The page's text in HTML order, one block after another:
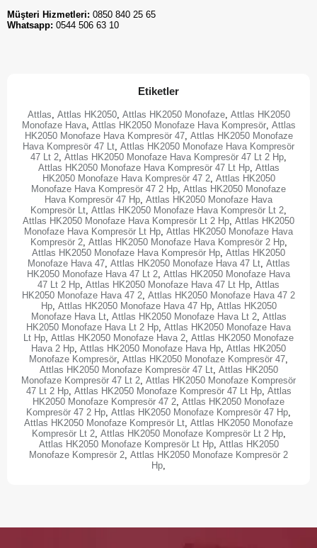
Müşteri Hizmetleri: 0850 840 25 65
Whatsapp: 0544 506 63 10
Etiketler
Attlas Attlas HK2050, Attlas HK2050 Monofaze, Attlas HK2050
Monofaze Hava, Attlas HK2050 Monofaze Hava Kompresör, Attlas
HK2050 Monofaze Hava Kompresör 47, Attlas HK2050 Monofaze
Hava Kompresör 47 Lt Attlas HK2050 Monofaze Hava Kompresör
47 Lt 2 Attlas HK2050 Monofaze Hava Kompresör 47 Lt 2 Hp
Attlas HK2050 Monofaze Hava Kompresör 47 Lt Hp, Attlas
HK2050 Monofaze Hava Kompresör 47 2, Attlas HK2050
Monofaze Hava Kompresör 47 2 Hp Attlas HK2050 Monofaze
Hava Kompresör 47 Hp Attlas HK2050 Monofaze Hava
Kompresör Lt Attlas HK2050 Monofaze Hava Kompresör Lt 2
Attlas HK2050 Monofaze Hava Kompresör Lt 2 Hp Attlas HK2050
Monofaze Hava Kompresör Lt Hp Attlas HK2050 Monofaze Hava
Kompresör 2, Attlas HK2050 Monofaze Hava Kompresör 2 Hp,
Attlas HK2050 Monofaze Hava Kompresör Hp Attlas HK2050
Monofaze Hava 47, Attlas HK2050 Monofaze Hava 47 Lt, Attlas
HK2050 Monofaze Hava 47 Lt 2 Attlas HK2050 Monofaze Hava
47 Lt 2 Hp Attlas HK2050 Monofaze Hava 47 Lt Hp Attlas
HK2050 Monofaze Hava 47 2 Attlas HK2050 Monofaze Hava 47 2
Hp, Attlas HK2050 Monofaze Hava 47 Hp, Attlas HK2050
Monofaze Hava Lt, Attlas HK2050 Monofaze Hava Lt 2, Attlas
HK2050 Monofaze Hava Lt 2 Hp Attlas HK2050 Monofaze Hava
Lt Hp Attlas HK2050 Monofaze Hava 2 Attlas HK2050 Monofaze
Hava 2 Hp Attlas HK2050 Monofaze Hava Hp Attlas HK2050
Monofaze Kompresör Attlas HK2050 Monofaze Kompresör 47
Attlas HK2050 Monofaze Kompresör 47 Lt, Attlas HK2050
Monofaze Kompresör 47 Lt 2 Attlas HK2050 Monofaze Kompresör
47 Lt 2 Hp, Attlas HK2050 Monofaze Kompresör 47 Lt Hp, Attlas
HK2050 Monofaze Kompresör 47 2 Attlas HK2050 Monofaze
Kompresör 47 2 Hp Attlas HK2050 Monofaze Kompresör 47 Hp
Attlas HK2050 Monofaze Kompresör Lt Attlas HK2050 Monofaze
Kompresör Lt 2, Attlas HK2050 Monofaze Kompresör Lt 2 Hp,
Attlas HK2050 Monofaze Kompresör Lt Hp, Attlas HK2050
Monofaze Kompresör 2 Attlas HK2050 Monofaze Kompresör 2
Hp